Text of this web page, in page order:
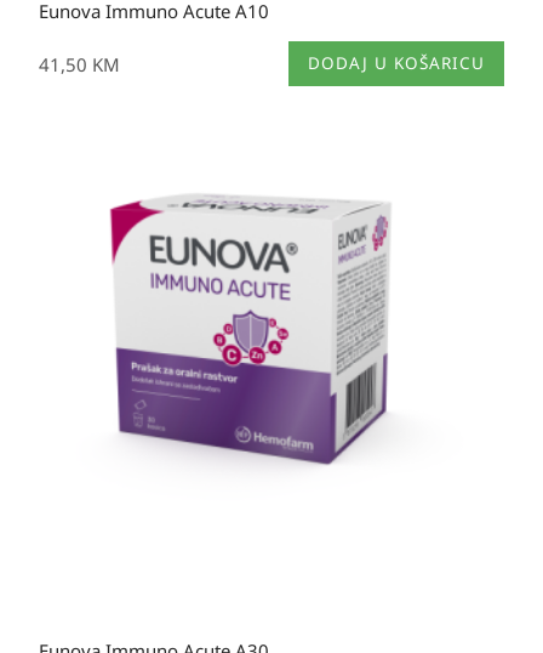
Eunova Immuno Acute A10
41,50 KM DODAJ U KOŠARICU